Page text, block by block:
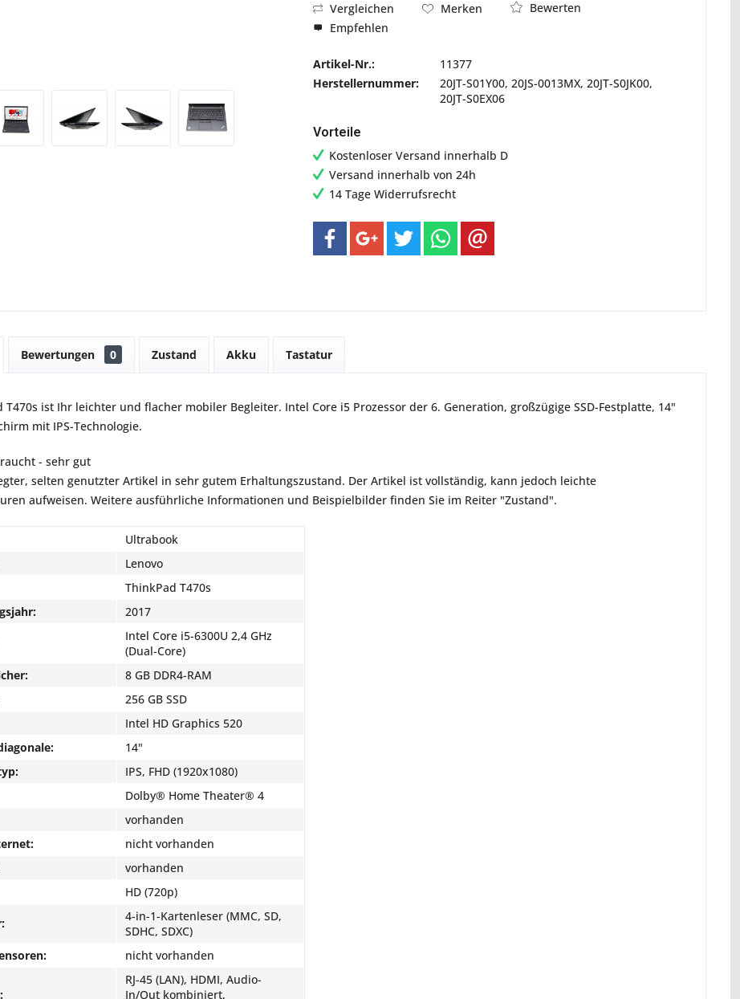
Vergleichen Merken
Bewerten
Empfehlen
Artikel-Nr.:
11377
Herstellernummer:
20JT-S01Y00, 20JS-0013MX, 20JT-S0JK00,
20JT-S0EX06
Vorteile
Kostenloser Versand innerhalb D
Versand innerhalb von 24h
14 Tage Widerrufsrecht
Bewertungen 0 Zustand Akku Tastatur
T470s ist Ihr leichter und flacher mobiler Begleiter. Intel Core i5 Prozessor der 6. Generation, großzügige SSD-Festplatte, 14"
mit IPS-Technologie.
- sehr gut
selten genutzter Artikel in sehr gutem Erhaltungszustand. Der Artikel ist vollständig, kann jedoch leichte
aufweisen. Weitere ausführliche Informationen und Beispielbilder finden Sie im Reiter "Zustand".
Ultrabook
Lenovo
ThinkPad T470s
2017
Intel Core i5-6300U 2,4 GHz
(Dual-Core)
8 GB DDR4-RAM
256 GB SSD
Intel HD Graphics 520
14"
IPS, FHD (1920x1080)
Dolby® Home Theater® 4
vorhanden
nicht vorhanden
vorhanden
HD (720p)
4-in-1-Kartenleser (MMC, SD,
SDHC, SDXC)
nicht vorhanden
RJ-45 (LAN), HDMI, Audio-
In/Out kombiniert,